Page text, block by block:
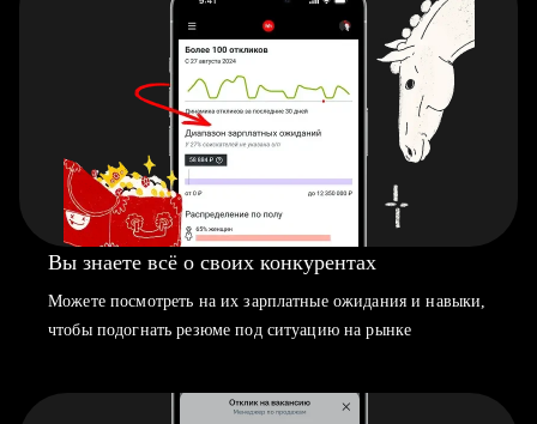
Вы знаете всё о своих конкурентах
Можете посмотреть на их зарплатные ожидания и навыки,
чтобы подогнать резюме под ситуацию на рынке